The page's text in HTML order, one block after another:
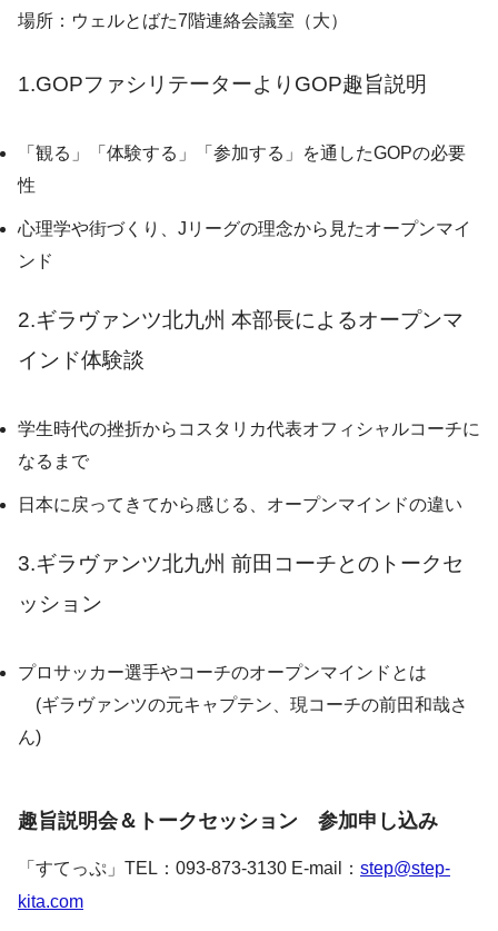
場所：ウェルとばた7階連絡会議室（大）
1.GOPファシリテーターよりGOP趣旨説明
「観る」「体験する」「参加する」を通したGOPの必要
性
心理学や街づくり、Jリーグの理念から見たオープンマイ
ンド
2.ギラヴァンツ北九州 本部長によるオープンマ
インド体験談
学生時代の挫折からコスタリカ代表オフィシャルコーチに
なるまで
日本に戻ってきてから感じる、オープンマインドの違い
3.ギラヴァンツ北九州 前田コーチとのトークセ
ッション
プロサッカー選手やコーチのオープンマインドとは
(ギラヴァンツの元キャプテン、現コーチの前田和哉さ
ん)
趣旨説明会＆トークセッション 参加申し込み
「すてっぷ」TEL：093-873-3130 E-mail： step@step-
kita.com